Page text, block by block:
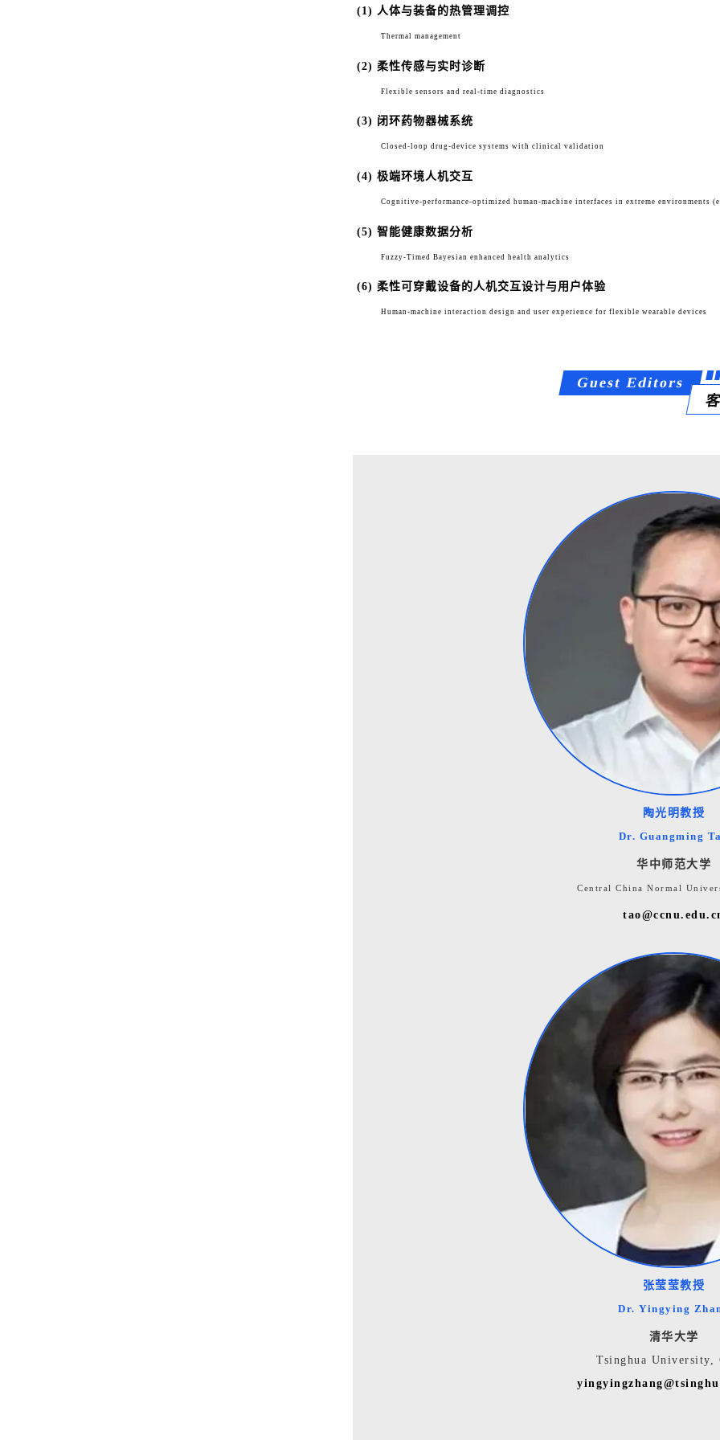
(1) 人体与装备的热管理调控
Thermal management
(2) 柔性传感与实时诊断
Flexible sensors and real-time diagnostics
(3) 闭环药物器械系统
Closed-loop drug-device systems with clinical validation
(4) 极端环境人机交互
Cognitive-performance-optimized human-machine interfaces in extreme environments
(5) 智能健康数据分析
Fuzzy-Timed Bayesian enhanced health analytics
(6) 柔性可穿戴设备的人机交互设计与用户体验
Human-machine interaction design and user experience for flexible wearable devices
Guest Editors
陶光明教授
Dr. Guangming
华中师范大学
Central China Normal
张莹莹教授
Dr. Yingying
清华大学
Tsinghua University,